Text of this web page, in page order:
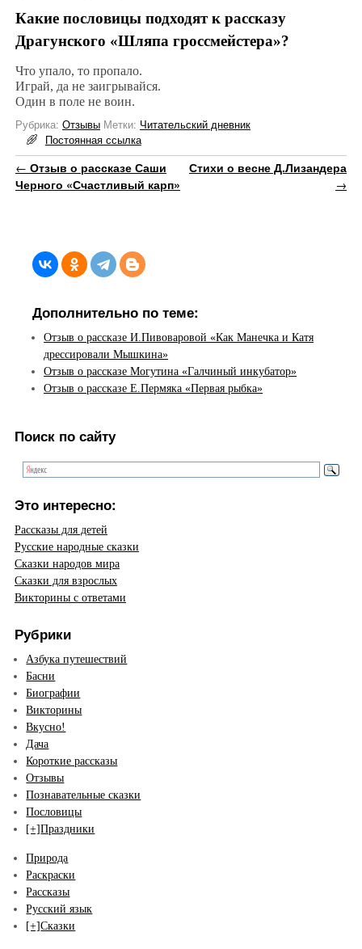
Какие пословицы подходят к рассказу
Драгунского «Шляпа гроссмейстера»?
Что упало, то пропало.
Играй, да не заигрывайся.
Один в поле не воин.
Рубрика: Отзывы Метки: Читательский дневник
Постоянная ссылка
Навигация по записям
← Отзыв о рассказе Саши
Черного «Счастливый карп»
Стихи о весне Д.Лизандера
→
Дополнительно по теме:
Отзыв о рассказе И.Пивоваровой «Как Манечка и Катя
дрессировали Мышкина»
Отзыв о рассказе Могутина «Галчиный инкубатор»
Отзыв о рассказе Е.Пермяка «Первая рыбка»
Поиск по сайту
Это интересно:
Рассказы для детей
Русские народные сказки
Сказки народов мира
Сказки для взрослых
Викторины с ответами
Рубрики
Азбука путешествий
Басни
Биографии
Викторины
Вкусно!
Дача
Короткие рассказы
Отзывы
Познавательные сказки
Пословицы
[+]Праздники
Природа
Раскраски
Рассказы
Русский язык
[+]Сказки